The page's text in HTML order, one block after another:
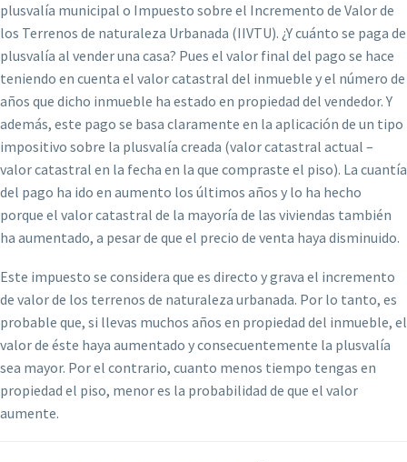
plusvalía municipal o Impuesto sobre el Incremento de Valor de
los Terrenos de naturaleza Urbanada (IIVTU). ¿Y cuánto se paga de
plusvalía al vender una casa? Pues el valor final del pago se hace
teniendo en cuenta el valor catastral del inmueble y el número de
años que dicho inmueble ha estado en propiedad del vendedor. Y
además, este pago se basa claramente en la aplicación de un tipo
impositivo sobre la plusvalía creada (valor catastral actual –
valor catastral en la fecha en la que compraste el piso). La cuantía
del pago ha ido en aumento los últimos años y lo ha hecho
porque el valor catastral de la mayoría de las viviendas también
ha aumentado, a pesar de que el precio de venta haya disminuido.
Este impuesto se considera que es directo y grava el incremento
de valor de los terrenos de naturaleza urbanada. Por lo tanto, es
probable que, si llevas muchos años en propiedad del inmueble, el
valor de éste haya aumentado y consecuentemente la plusvalía
sea mayor. Por el contrario, cuanto menos tiempo tengas en
propiedad el piso, menor es la probabilidad de que el valor
aumente.